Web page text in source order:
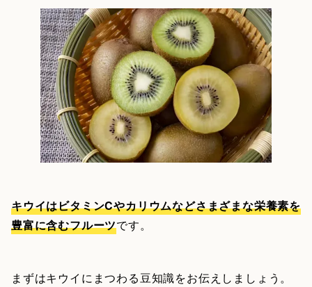
キウイはビタミンCやカリウムなどさまざまな栄養素を
豊富に含むフルーツです。
まずはキウイにまつわる豆知識をお伝えしましょう。